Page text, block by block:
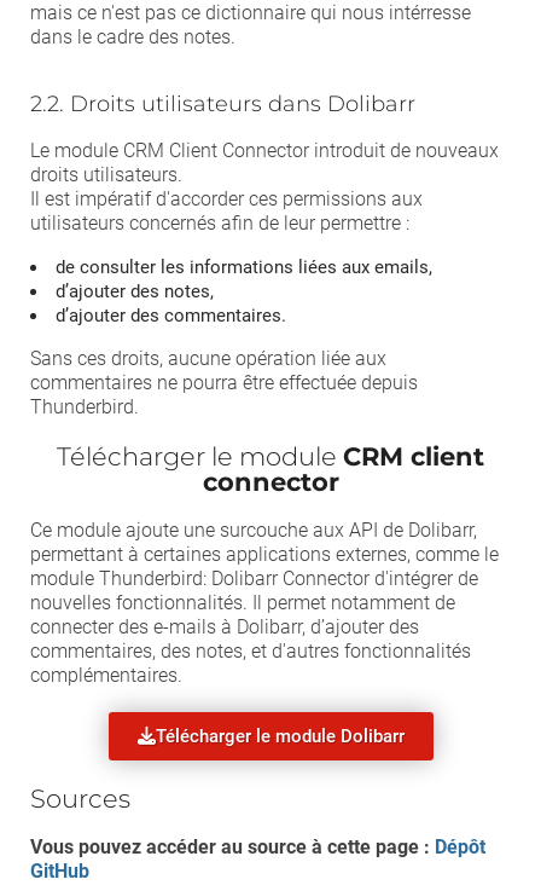
mais ce n'est pas ce dictionnaire qui nous intérresse
dans le cadre des notes.
2.2. Droits utilisateurs dans Dolibarr
Le module CRM Client Connector introduit de nouveaux
droits utilisateurs.
Il est impératif d'accorder ces permissions aux
utilisateurs concernés afin de leur permettre :
de consulter les informations liées aux emails,
d’ajouter des notes,
d’ajouter des commentaires.
Sans ces droits, aucune opération liée aux
commentaires ne pourra être effectuée depuis
Thunderbird.
Télécharger le module CRM client
connector
Ce module ajoute une surcouche aux API de Dolibarr,
permettant à certaines applications externes, comme le
module Thunderbird: Dolibarr Connector d'intégrer de
nouvelles fonctionnalités. Il permet notamment de
connecter des e-mails à Dolibarr, d’ajouter des
commentaires, des notes, et d'autres fonctionnalités
complémentaires.
Télécharger le module Dolibarr
Sources
Vous pouvez accéder au source à cette page : Dépôt
GitHub